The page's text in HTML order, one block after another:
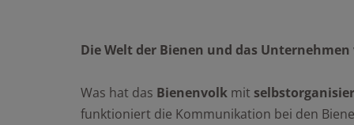
Die Welt der Bienen und das Unternehmen
Was hat das Bienenvolk mit
funktioniert die Kommunikation bei den